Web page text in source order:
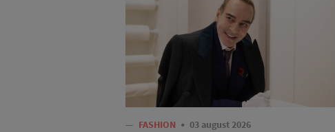
— FASHION 03 august 2026